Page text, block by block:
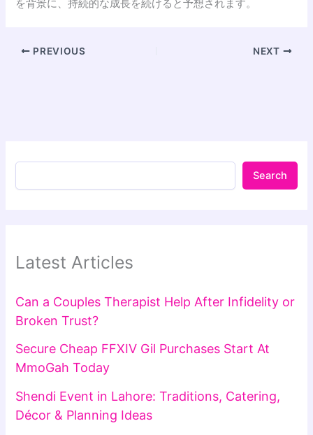
を背景に、持続的な成長を続けると予想されます。
PREVIOUS NEXT
Search
Latest Articles
Can a Couples Therapist Help After Infidelity or
Broken Trust?
Secure Cheap FFXIV Gil Purchases Start At
MmoGah Today
Shendi Event in Lahore: Traditions, Catering,
Décor & Planning Ideas